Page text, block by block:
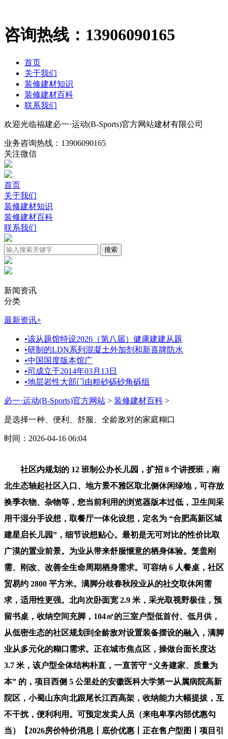
咨询热线： 13906090165
首页
关于我们
装修建材知识
装修建材百科
联系我们
欢迎光临福建必一·运动(B-Sports)官方网站建材有限公司
业务咨询热线： 13906090165
关注微信
首页
关于我们
装修建材知识
装修建材百科
联系我们
新闻资讯
分类
最新资讯+
•该从题馆特设2026（第八届）健康建建从题
•研制的LDN系列混凝土外加剂和新喜牌防水
•中国国度版本馆广
•司成立于2014年03月13日
•地层岩性大部门由粗砂砾砂角砾组
必一·运动(B-Sports)官方网站 > 装修建材百科 >
是选择一种、便利、舒服、全龄敌对的家庭糊口
时间：2026-04-16 06:04
社区内规划的 12 班制公办长儿园，扩招 8 个讲授班，南
北生态轴起社区入口、地方景不雅区取北侧休闲绿地，可存放
换季衣物、杂物等，您当前利用的浏览器版本过低，卫生间采
用干湿分手设想，取餐厅一体化设想，定名为 “合肥高新区城
建星启长儿园”，细节设想贴心。最初是无可对比的性价比取
广漠的置业前景。为业从带来舒服惬意的栖身体验。笼盖刚
需、刚改、改善全生命周期栖身需求。可容纳 6 人餐桌，社区
贸易约 2800 平方米。满脚分歧春秋段业从的社交取休闲需
求，适用性更强。北向次卧面宽 2.9 米，采光取视野极佳，预
留书桌，收纳空间充脚，104㎡的三室户型低首付、低月供，
从低密生态的社区规划到全龄敌对设置装备摆设的融入，满脚
业从多元化的糊口需求。正在城市焦点区，操做台面长度达
3.7 米，该户型全体结构朴直，一直苦守 “义务建家、质量为
本” 的，项目西侧 5 公里处的安徽医科大学第一从属病院高新
院区，小蜀山东向北跟尾长江西高架，收纳能力大幅提拔，互
不干扰，便利利用。可预定发卖人员（来电卑享内部优惠勾
当）【2026房价特价消息丨底价优惠丨正在售户型图丨项目引